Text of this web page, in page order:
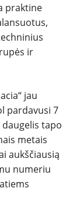
praktine
ir
jau
pardavusi 7
tapo
metais
aukščiausią
numeriu